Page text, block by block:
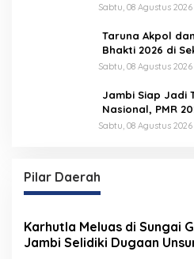
Sabtu, 08 Agustus
Taruna Akpol
Bhakti 2026 di
Kegiatan
Sabtu, 08 Agustus 2026
Jambi Siap Jadi
Nasional, PMR
Pembuktian
Sabtu, 08 Agustus 2026
Pilar Daerah
Karhutla Meluas di Sungai
Jambi Selidiki Dugaan